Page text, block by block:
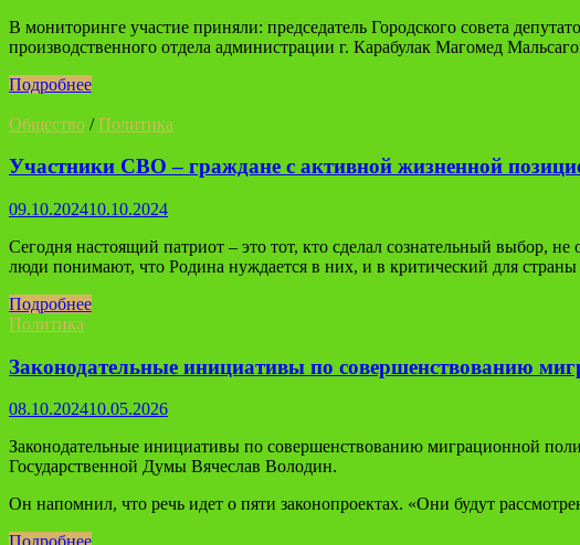
В мониторинге участие приняли: председатель Городского совета
производственного отдела администрации г. Карабулак Магомед
Подробнее
Общество /Политика
Участники СВО – граждане с активной жизненной
09.10.202410.10.2024
Сегодня настоящий патриот – это тот, кто сделал сознательный выбор,
люди понимают, что Родина нуждается в них, и в критический для
Подробнее
Политика
Законодательные инициативы по совершенствованию
08.10.202410.05.2026
Законодательные инициативы по совершенствованию миграционной
Государственной Думы Вячеслав Володин.
Он напомнил, что речь идет о пяти законопроектах. «Они будут